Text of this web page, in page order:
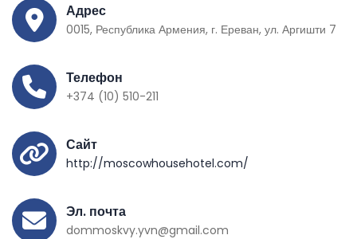
Адрес
0015, Республика Армения, г. Ереван, ул. Аргишти 7
Телефон
+374 (10) 510-211
Сайт
http://moscowhousehotel.com/
Эл. почта
dommoskvy.yvn@gmail.com